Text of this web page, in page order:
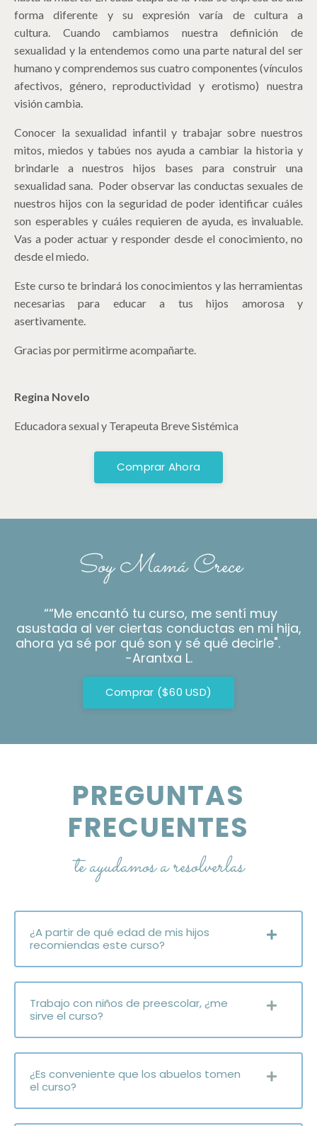
forma diferente y su expresión varía de cultura a
cultura.
Cuando cambiamos nuestra definición de
sexualidad y la entendemos como una parte natural del ser
humano y comprendemos sus cuatro componentes (vínculos
afectivos, género, reproductividad y erotismo) nuestra
visión cambia.
Conocer la sexualidad infantil y trabajar sobre nuestros
mitos, miedos y tabúes nos ayuda a cambiar la historia y
brindarle a nuestros hijos bases para construir una
sexualidad sana. Poder observar las conductas sexuales de
nuestros hijos con la seguridad de poder identificar cuáles
son esperables y cuáles requieren de ayuda, es invaluable.
Vas a poder actuar y responder desde el conocimiento, no
desde el miedo.
Este curso te brindará los conocimientos y las herramientas
necesarias para educar a tus hijos amorosa y
asertivamente.
Gracias por permitirme acompañarte.
Regina Novelo
Educadora sexual y Terapeuta Breve Sistémica
Comprar Ahora
Soy Mamá Crece
““Me encantó tu curso, me sentí muy
asustada al ver ciertas conductas en mi hija,
ahora ya sé por qué son y sé qué decirle".
-Arantxa L.
Comprar ($60 USD)
PREGUNTAS
FRECUENTES
te ayudamos a resolverlas
¿A partir de qué edad de mis hijos
recomiendas este curso?
Trabajo con niños de preescolar, ¿me
sirve el curso?
¿Es conveniente que los abuelos tomen
el curso?